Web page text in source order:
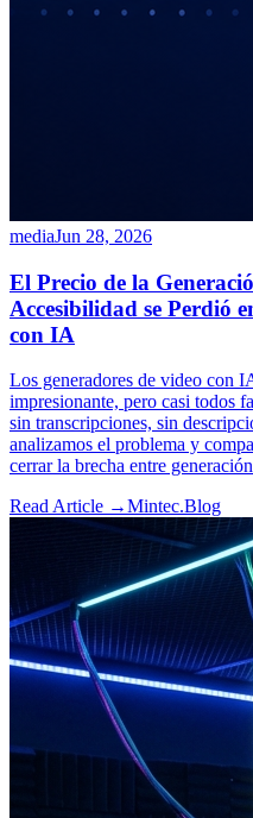
mediaJun 28, 2026
El Precio de la
Accesibilidad se Perdió
con IA
Los generadores de video con
impresionante, pero casi todos
sin transcripciones, sin
analizamos el problema y
cerrar la brecha entre
Read Article →Mintec.Blog